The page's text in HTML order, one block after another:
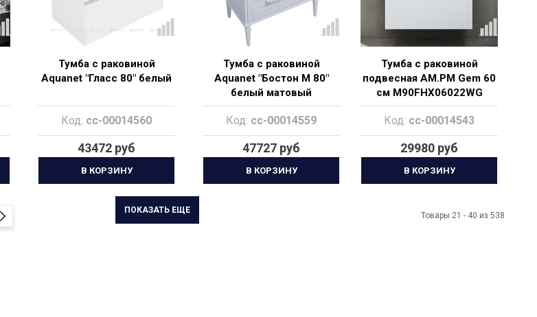
Тумба с раковиной
Aquanet "Гласс 80" белый
Код: cc-00014560
43472 руб
В КОРЗИНУ
Тумба с раковиной
Aquanet "Бостон М 80"
белый матовый
Код: cc-00014559
47727 руб
В КОРЗИНУ
Тумба с раковиной
подвесная AM.PM Gem 60
см M90FHX06022WG
белый глянец
Код: cc-00014543
29980 руб
В КОРЗИНУ
Товары 21 - 40 из 538
ПОКАЗАТЬ ЕЩЕ